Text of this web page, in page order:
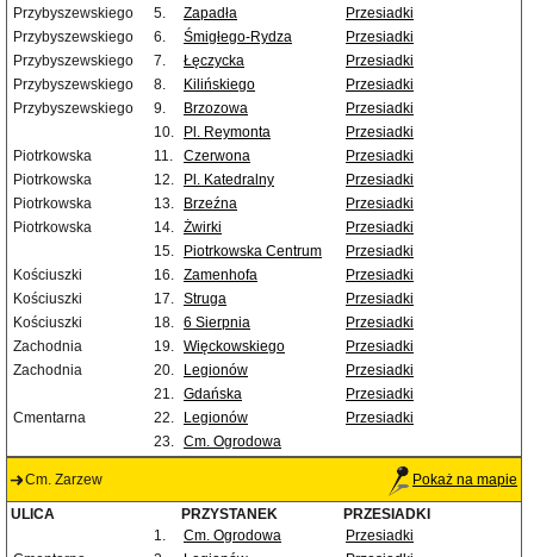
Przybyszewskiego
5. Zapadła
Przesiadki
Przybyszewskiego
6. Śmigłego-Rydza
Przesiadki
Przybyszewskiego
7. Łęczycka
Przesiadki
Przybyszewskiego
8. Kilińskiego
Przesiadki
Przybyszewskiego
9. Brzozowa
Przesiadki
10.
Pl. Reymonta
Przesiadki
Piotrkowska
11. Czerwona
Przesiadki
Piotrkowska
12. Pl. Katedralny
Przesiadki
Piotrkowska
13. Brzeźna
Przesiadki
Piotrkowska
14. Żwirki
Przesiadki
15.
Piotrkowska Centrum
Przesiadki
Kościuszki
16. Zamenhofa
Przesiadki
Kościuszki
17. Struga
Przesiadki
Kościuszki
18. 6 Sierpnia
Przesiadki
Zachodnia
19. Więckowskiego
Przesiadki
Zachodnia
20. Legionów
Przesiadki
21. Gdańska
Przesiadki
Cmentarna
22. Legionów
Przesiadki
23. Cm. Ogrodowa
Cm. Zarzew Pokaż na mapie
ULICA PRZYSTANEK
PRZESIADKI
1.
Cm. Ogrodowa
Przesiadki